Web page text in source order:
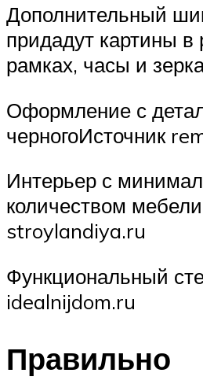
Дополнительный
придадут картины
рамках, часы и
Оформление с
черногоИсточник
Интерьер с
количеством
stroylandiya.ru
Функциональный
idealnijdom.ru
Правильно